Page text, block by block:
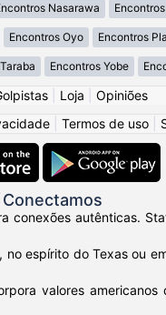
Nasarawa
Encontros Oyo Encontros
Encontros Yobe
Loja
Opiniões
Termos de uso
conexões autênticas.
espírito do Texas ou
valores